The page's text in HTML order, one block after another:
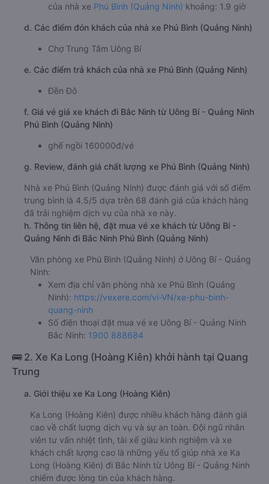
của nhà xe Phú Bình (Quảng Ninh) khoảng: 1.9 giờ
d. Các điểm đón khách của nhà xe Phú Bình (Quảng Ninh)
Chợ Trung Tâm Uông Bí
e. Các điểm trả khách của nhà xe Phú Bình (Quảng Ninh)
Đền Đô
f. Giá vé giá xe khách đi Bắc Ninh từ Uông Bí - Quảng Ninh
Phú Bình (Quảng Ninh)
ghế ngồi 160000đ/vé
g. Review, đánh giá chất lượng xe Phú Bình (Quảng Ninh)
Nhà xe Phú Bình (Quảng Ninh) được đánh giá với số điểm
trung bình là 4.5/5 dựa trên 68 đánh giá của khách hàng
đã trải nghiệm dịch vụ của nhà xe này.
h. Thông tin liên hệ, đặt mua vé xe khách từ Uông Bí -
Quảng Ninh đi Bắc Ninh Phú Bình (Quảng Ninh)
Văn phòng xe Phú Bình (Quảng Ninh) ở Uông Bí - Quảng
Ninh:
Xem địa chỉ văn phòng nhà xe Phú Bình (Quảng
Ninh): https://vexere.com/vi-VN/xe-phu-binh-
quang-ninh
Số điện thoại đặt mua vé xe Uông Bí - Quảng Ninh
Bắc Ninh: 1900 888684
🚌 2. Xe Ka Long (Hoàng Kiên) khởi hành tại Quang
Trung
a. Giới thiệu xe Ka Long (Hoàng Kiên)
Ka Long (Hoàng Kiên) được nhiều khách hàng đánh giá
cao về chất lượng dịch vụ và sự an toàn. Đội ngũ nhân
viên tư vấn nhiệt tình, tài xế giàu kinh nghiệm và xe
khách chất lượng cao là những yếu tố giúp nhà xe Ka
Long (Hoàng Kiên) đi Bắc Ninh từ Uông Bí - Quảng Ninh
chiếm được lòng tin của khách hàng.